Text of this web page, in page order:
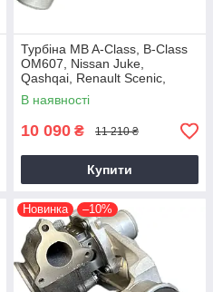
Турбіна MB A-Class, B-Class
OM607, Nissan Juke,
Qashqai, Renault Scenic,
Kadjar, Megane K9K, 1.5 dCi,
2014+
В наявності
10 090 ₴ 11 210 ₴
Купити
Новинка –10%